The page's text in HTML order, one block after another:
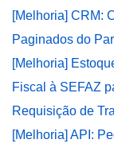
[Melhoria] CRM:
Paginados do
[Melhoria]
Fiscal à SEFAZ
Requisição de
[Melhoria] API: